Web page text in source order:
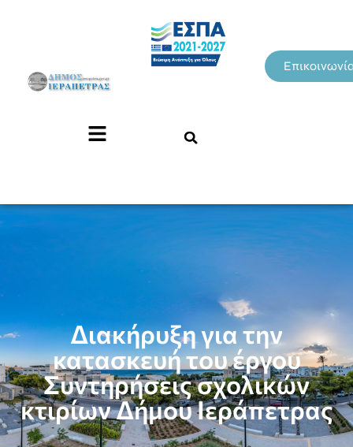
Διακήρυξη για την
κατασκευή του έργου
Συντηρήσεις σχολικών
κτιρίων Δήμου Ιεράπετρας